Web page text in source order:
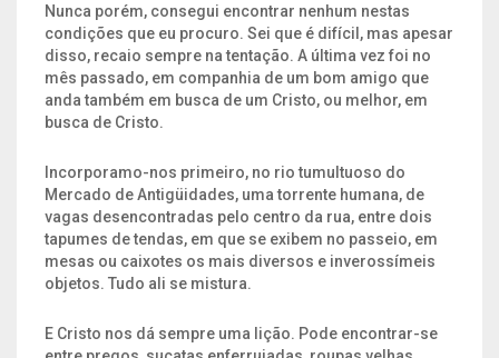
Nunca porém, consegui encontrar nenhum nestas
condições que eu procuro. Sei que é difícil, mas apesar
disso, recaio sempre na tentação. A última vez foi no
mês passado, em companhia de um bom amigo que
anda também em busca de um Cristo, ou melhor, em
busca de Cristo.
Incorporamo-nos primeiro, no rio tumultuoso do
Mercado de Antigüidades, uma torrente humana, de
vagas desencontradas pelo centro da rua, entre dois
tapumes de tendas, em que se exibem no passeio, em
mesas ou caixotes os mais diversos e inverossímeis
objetos. Tudo ali se mistura.
E Cristo nos dá sempre uma lição. Pode encontrar-se